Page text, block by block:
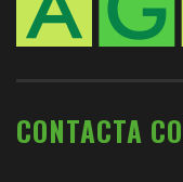
CONTACTA